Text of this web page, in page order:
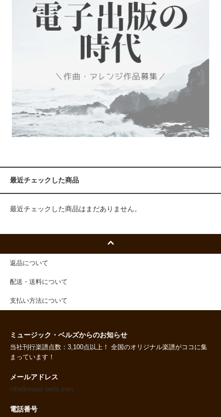
最近チェックした商品
最近チェックした商品はまだありません。
返品について
配送・送料について
支払い方法について
ミュージック・ベルズからのお知らせ
当社刊行楽譜点数：3,100点以上！ 全国のオリジナル楽譜がココに集
まっています！
メールアドレス
info@music-bells.com
電話番号